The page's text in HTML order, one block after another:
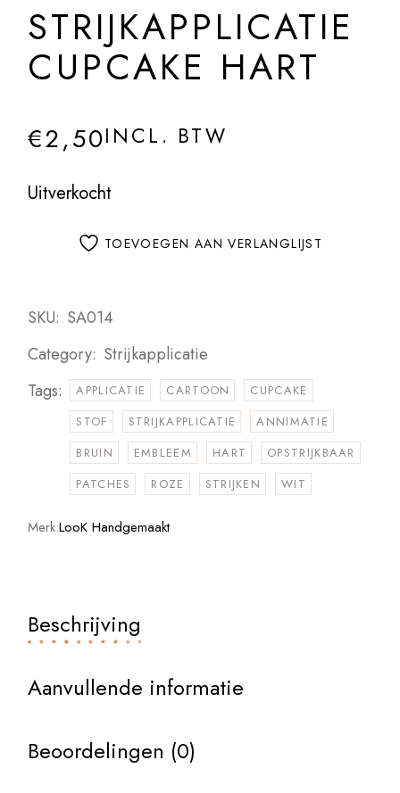
STRIJKAPPLICATIE
CUPCAKE HART
€2,50INCL. BTW
Uitverkocht
TOEVOEGEN AAN VERLANGLIJST
SKU: SA014
Category: Strijkapplicatie
Tags:
APPLICATIE CARTOON
CUPCAKE
STOF
STRIJKAPPLICATIE
ANNIMATIE
BRUIN
EMBLEEM HART
OPSTRIJKBAAR
PATCHES
ROZE STRIJKEN WIT
Merk:LooK Handgemaakt
Beschrijving
Aanvullende informatie
Beoordelingen (0)